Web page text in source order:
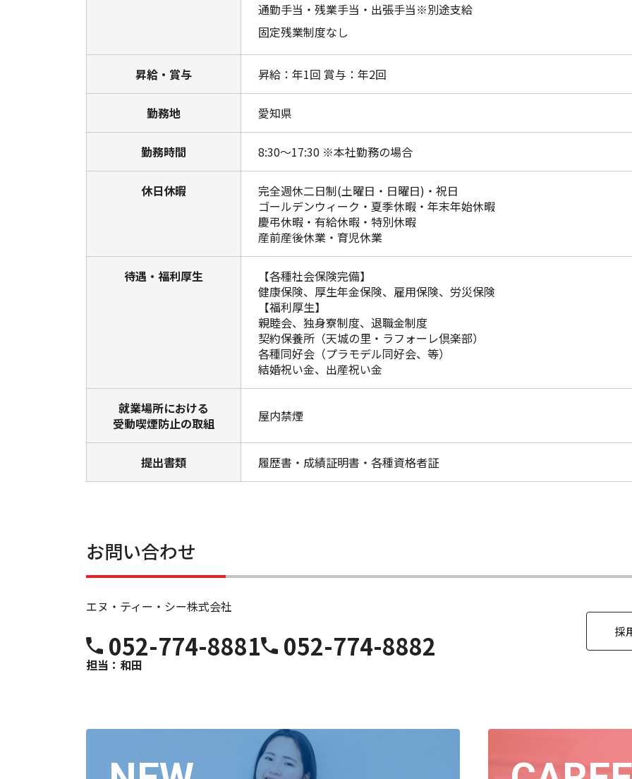
通勤手当・残業手当・出張手当※別途支給
固定残業制度なし
昇給・賞与 昇給：年1回 賞与：年2回
勤務地 愛知県
勤務時間 8:30～17:30 ※本社勤務の場合
休日休暇
完全週休二日制(土曜日・日曜日)・祝日
ゴールデンウィーク・夏季休暇・年末年始休暇
慶弔休暇・有給休暇・特別休暇
産前産後休業・育児休業
待遇・福利厚生
【各種社会保険完備】
健康保険、厚生年金保険、雇用保険、労災保険
【福利厚生】
親睦会、独身寮制度、退職金制度
契約保養所（天城の里・ラフォーレ倶楽部）
各種同好会（プラモデル同好会、等）
結婚祝い金、出産祝い金
就業場所における
受動喫煙防止の取組
屋内禁煙
提出書類 履歴書・成績証明書・各種資格者証
お問い合わせ
エヌ・ティー・シー株式会社
052-774-8881 052-774-8882
担当：和田
採